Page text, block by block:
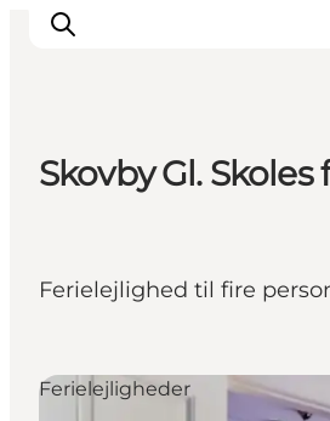
Oplevelser
Events
Skovby Gl.
Ferielejlighed til fire
Ferielejligheder